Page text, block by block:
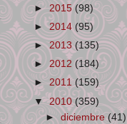
►2015(98)
►2014 (95)
►2013(135)
►2012 (184)
►2011(159)
▼2010(359)
►diciembre(41)